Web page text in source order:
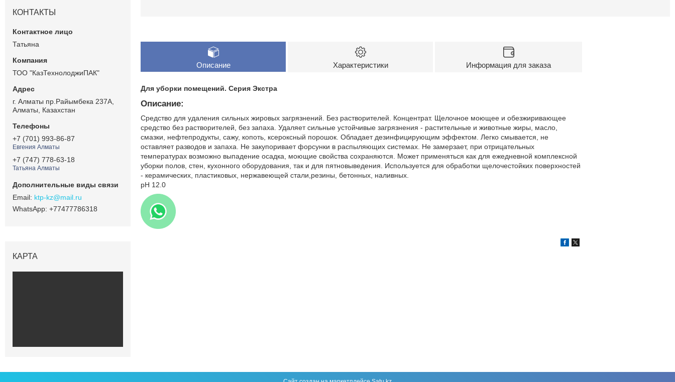
Описание Характеристики Информация для заказа
Для уборки помещений. Серия Экстра
Описание:
Средство для удаления сильных жировых загрязнений. Без растворителей. Концентрат. Щелочное моющее и обезжиривающее
средство без растворителей, без запаха. Удаляет сильные устойчивые загрязнения - растительные и животные жиры, масло,
смазки, нефтепродукты, сажу, копоть, ксероксный порошок. Обладает дезинфицирующим эффектом. Легко смывается, не
оставляет разводов и запаха. Не закупоривает форсунки в распыляющих системах. Не замерзает, при отрицательных
температурах возможно выпадение осадка, моющие свойства сохраняются. Может применяться как для ежедневной комплексной
уборки полов, стен, кухонного оборудования, так и для пятновыведения. Используется для обработки щелочестойких поверхностей
- керамических, пластиковых, нержавеющей стали,резины, бетонных, наливных.
pH 12.0
КОНТАКТЫ
Татьяна
ТОО "КазТехнолоджиПАК"
г. Алматы пр.Райымбека 237А,
Алматы, Казахстан
+7 (701) 993-86-87
Евгения Алматы
+7 (747) 778-63-18
Татьяна Алматы
ktp-kz@mail.ru
+77477786318
КАРТА